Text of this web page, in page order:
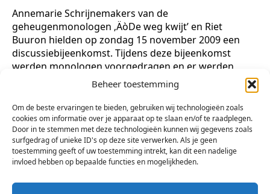
Beheer toestemming
Om de beste ervaringen te bieden, gebruiken wij technologieën zoals
cookies om informatie over je apparaat op te slaan en/of te raadplegen.
Door in te stemmen met deze technologieën kunnen wij gegevens zoals
surfgedrag of unieke ID's op deze site verwerken. Als je geen
toestemming geeft of uw toestemming intrekt, kan dit een nadelige
invloed hebben op bepaalde functies en mogelijkheden.
Annemarie Schrijnemakers van de
geheugenmonologen ‚ÄòDe weg kwijt’ en Riet
Buuron hielden op zondag 15 november 2009 een
discussiebijeenkomst. Tijdens deze bijeenkomst
werden monologen voorgedragen en er werden
beelden vertoond van de dvd ‚ÄòDe weg kwijt’.
Daarna was er mogelijkheid tot het stellen van
vragen en werd er gediscussieerd over Alzheimer en
het werk van Riet Buuron.
foto’s: Hendrik Boot